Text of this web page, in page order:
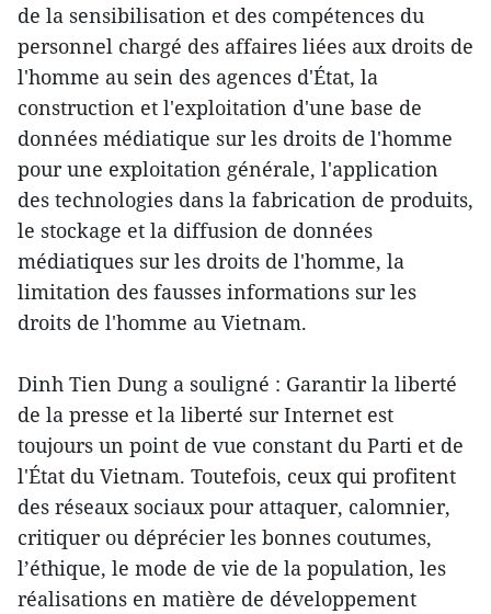
de la sensibilisation et des compétences du
personnel chargé des affaires liées aux droits de
l'homme au sein des agences d'État, la
construction et l'exploitation d'une base de
données médiatique sur les droits de l'homme
pour une exploitation générale, l'application
des technologies dans la fabrication de produits,
le stockage et la diffusion de données
médiatiques sur les droits de l'homme, la
limitation des fausses informations sur les
droits de l'homme au Vietnam.
Dinh Tien Dung a souligné : Garantir la liberté
de la presse et la liberté sur Internet est
toujours un point de vue constant du Parti et de
l'État du Vietnam. Toutefois, ceux qui profitent
des réseaux sociaux pour attaquer, calomnier,
critiquer ou déprécier les bonnes coutumes,
l’éthique, le mode de vie de la population, les
réalisations en matière de développement